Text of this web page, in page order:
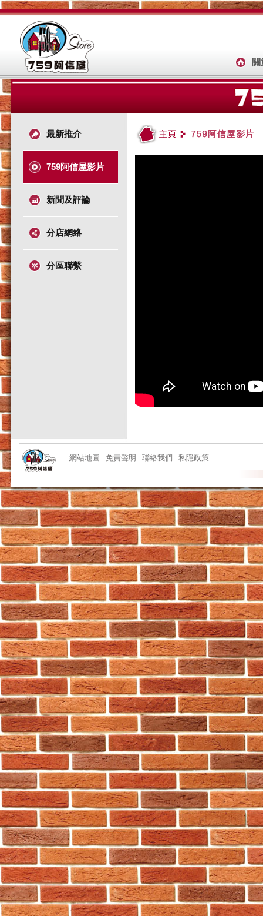
最新推介
759阿信屋影片
新聞及評論
分店網絡
分區聯繫
網站地圖 免責聲明 聯絡我們 私隱政策